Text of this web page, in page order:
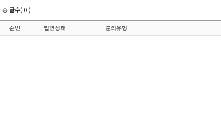
총 글수( 0 )
순번 답변상태 문의유형